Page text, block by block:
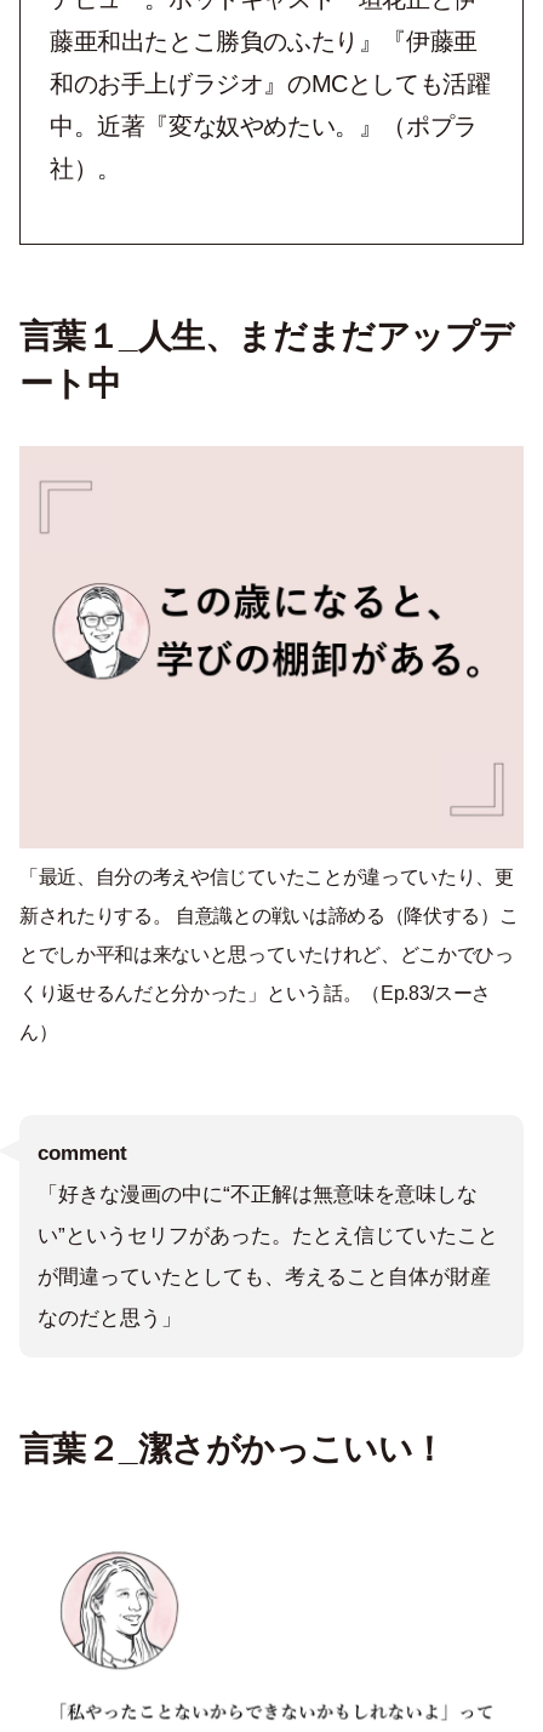
藤亜和出たとこ勝負のふたり』『伊藤亜
和のお手上げラジオ』のMCとしても活躍
中。近著『変な奴やめたい。』（ポプラ
社）。
言葉１_人生、まだまだアップデ
ート中
「最近、自分の考えや信じていたことが違っていたり、更
新されたりする。 自意識との戦いは諦める（降伏する）こ
とでしか平和は来ないと思っていたけれど、どこかでひっ
くり返せるんだと分かった」という話。（Ep.83/スーさ
ん）
comment
「好きな漫画の中に“不正解は無意味を意味しな
い”というセリフがあった。たとえ信じていたこと
が間違っていたとしても、考えること自体が財産
なのだと思う」
言葉２_潔さがかっこいい！